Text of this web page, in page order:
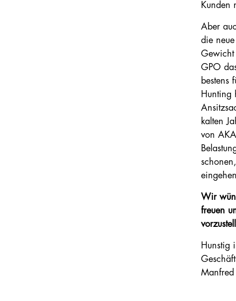
Kunden
Aber
die
Gewicht
GPO
bestens
Hunting
kalten
von
Wir
freuen
Hunstig